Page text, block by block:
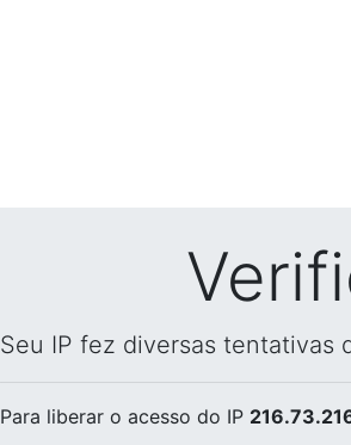
Seu IP fez diversas tentativas
Para liberar o acesso do IP